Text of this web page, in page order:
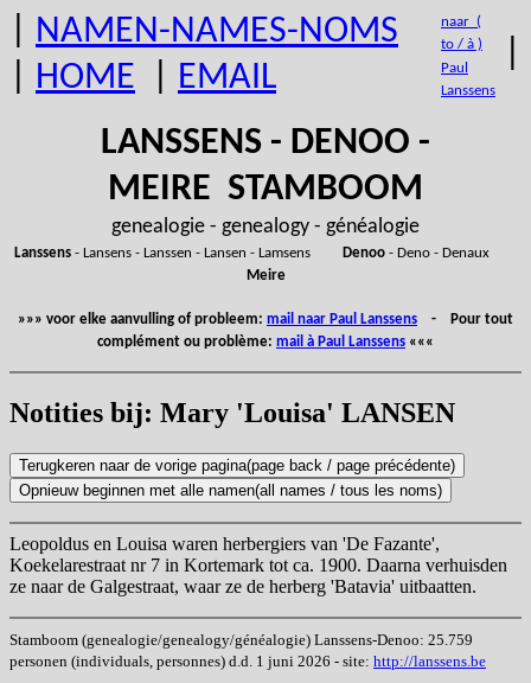
NAMEN-NAMES-NOMS
HOME EMAIL
naar (
to / à )
Paul
Lanssens
LANSSENS - DENOO -
MEIRE STAMBOOM
genealogie - genealogy - généalogie
Lanssens- Lansens - Lanssen - Lansen - Lamsens Denoo- Deno - Denaux
Meire
»»» voor elke aanvulling of probleem: mail naar Paul Lanssens - Pour tout
complément ou problème: mail à Paul Lanssens «««
Notities bij: Mary 'Louisa' LANSEN
Leopoldus en Louisa waren herbergiers van 'De Fazante',
Koekelarestraat nr 7 in Kortemark tot ca. 1900. Daarna verhuisden
ze naar de Galgestraat, waar ze de herberg 'Batavia' uitbaatten.
Stamboom (genealogie/genealogy/généalogie) Lanssens-Denoo: 25.759
personen (individuals, personnes) d.d. 1 juni 2026 - site: http://lanssens.be